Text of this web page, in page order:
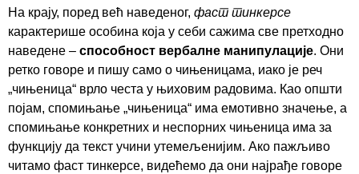
На крају, поред већ наведеног, фаст тинкерсе
карактерише особина која у себи сажима све претходно
наведене – способност вербалне манипулације. Они
ретко говоре и пишу само о чињеницама, иако је реч
„чињеница“ врло честа у њиховим радовима. Као општи
појам, спомињање „чињеница“ има емотивно значење, а
спомињање конкретних и неспорних чињеница има за
функцију да текст учини утемељенијим. Ако пажљиво
читамо фаст тинкерсе, видећемо да они најрађе говоре